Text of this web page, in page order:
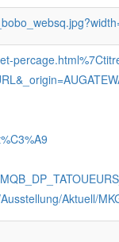
Aktuell/